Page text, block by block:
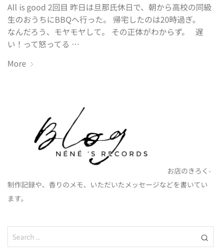
All is good 2回目 昨日は旦那氏休日で、朝から高校の同級
生のおうちにBBQへ行った。 帰宅したのは20時過ぎ。
なんだろう、モヤモヤして。 その正体がわからず。 遅
い！って怒ってる …
More
お店のきろく-
制作記録や、香りのメモ、いただいたメッセージなどを書いてい
ます。